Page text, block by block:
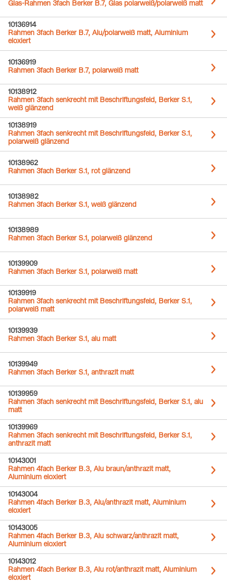
Glas-Rahmen 3fach Berker B.7, Glas polarweiß/polarweiß matt
10136914
Rahmen 3fach Berker B.7, Alu/polarweiß matt, Aluminium
eloxiert
10136919
Rahmen 3fach Berker B.7, polarweiß matt
10138912
Rahmen 3fach senkrecht mit Beschriftungsfeld, Berker S.1,
weiß glänzend
10138919
Rahmen 3fach senkrecht mit Beschriftungsfeld, Berker S.1,
polarweiß glänzend
10138962
Rahmen 3fach Berker S.1, rot glänzend
10138982
Rahmen 3fach Berker S.1, weiß glänzend
10138989
Rahmen 3fach Berker S.1, polarweiß glänzend
10139909
Rahmen 3fach Berker S.1, polarweiß matt
10139919
Rahmen 3fach senkrecht mit Beschriftungsfeld, Berker S.1,
polarweiß matt
10139939
Rahmen 3fach Berker S.1, alu matt
10139949
Rahmen 3fach Berker S.1, anthrazit matt
10139959
Rahmen 3fach senkrecht mit Beschriftungsfeld, Berker S.1, alu
matt
10139969
Rahmen 3fach senkrecht mit Beschriftungsfeld, Berker S.1,
anthrazit matt
10143001
Rahmen 4fach Berker B.3, Alu braun/anthrazit matt,
Aluminium eloxiert
10143004
Rahmen 4fach Berker B.3, Alu/anthrazit matt, Aluminium
eloxiert
10143005
Rahmen 4fach Berker B.3, Alu schwarz/anthrazit matt,
Aluminium eloxiert
10143012
Rahmen 4fach Berker B.3, Alu rot/anthrazit matt, Aluminium
eloxiert